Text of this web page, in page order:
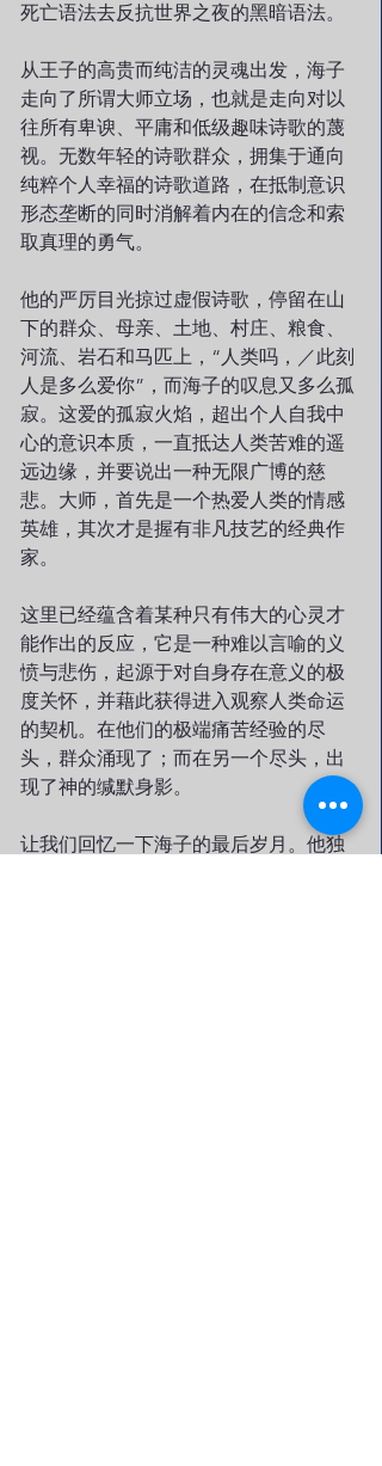
死亡语法去反抗世界之夜的黑暗语法。
从王子的高贵而纯洁的灵魂出发，海子
走向了所谓大师立场，也就是走向对以
往所有卑谀、平庸和低级趣味诗歌的蔑
视。无数年轻的诗歌群众，拥集于通向
纯粹个人幸福的诗歌道路，在抵制意识
形态垄断的同时消解着内在的信念和索
取真理的勇气。
他的严厉目光掠过虚假诗歌，停留在山
下的群众、母亲、土地、村庄、粮食、
河流、岩石和马匹上，“人类吗，／此刻
人是多么爱你”，而海子的叹息又多么孤
寂。这爱的孤寂火焰，超出个人自我中
心的意识本质，一直抵达人类苦难的遥
远边缘，并要说出一种无限广博的慈
悲。大师，首先是一个热爱人类的情感
英雄，其次才是握有非凡技艺的经典作
家。
这里已经蕴含着某种只有伟大的心灵才
能作出的反应，它是一种难以言喻的义
愤与悲伤，起源于对自身存在意义的极
度关怀，并藉此获得进入观察人类命运
的契机。在他们的极端痛苦经验的尽
头，群众涌现了；而在另一个尽头，出
现了神的缄默身影。
让我们回忆一下海子的最后岁月。他独